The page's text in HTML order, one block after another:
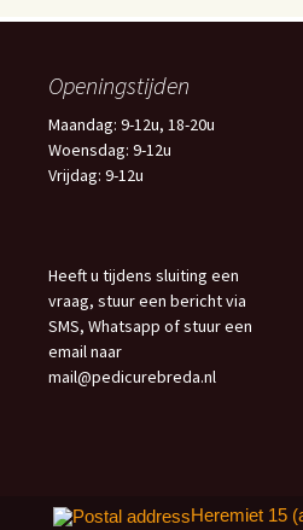
Openingstijden
Maandag: 9-12u, 18-20u
Woensdag: 9-12u
Vrijdag: 9-12u
Heeft u tijdens sluiting een
vraag, stuur een bericht via
SMS, Whatsapp of stuur een
email naar
mail@pedicurebreda.nl
Heremiet 15